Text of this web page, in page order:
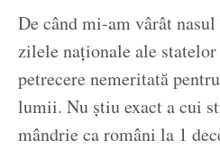
De când mi-am vârât
zilele naționale ale
petrecere nemeritată
lumii. Nu știu exact a cui
mândrie ca români la 1